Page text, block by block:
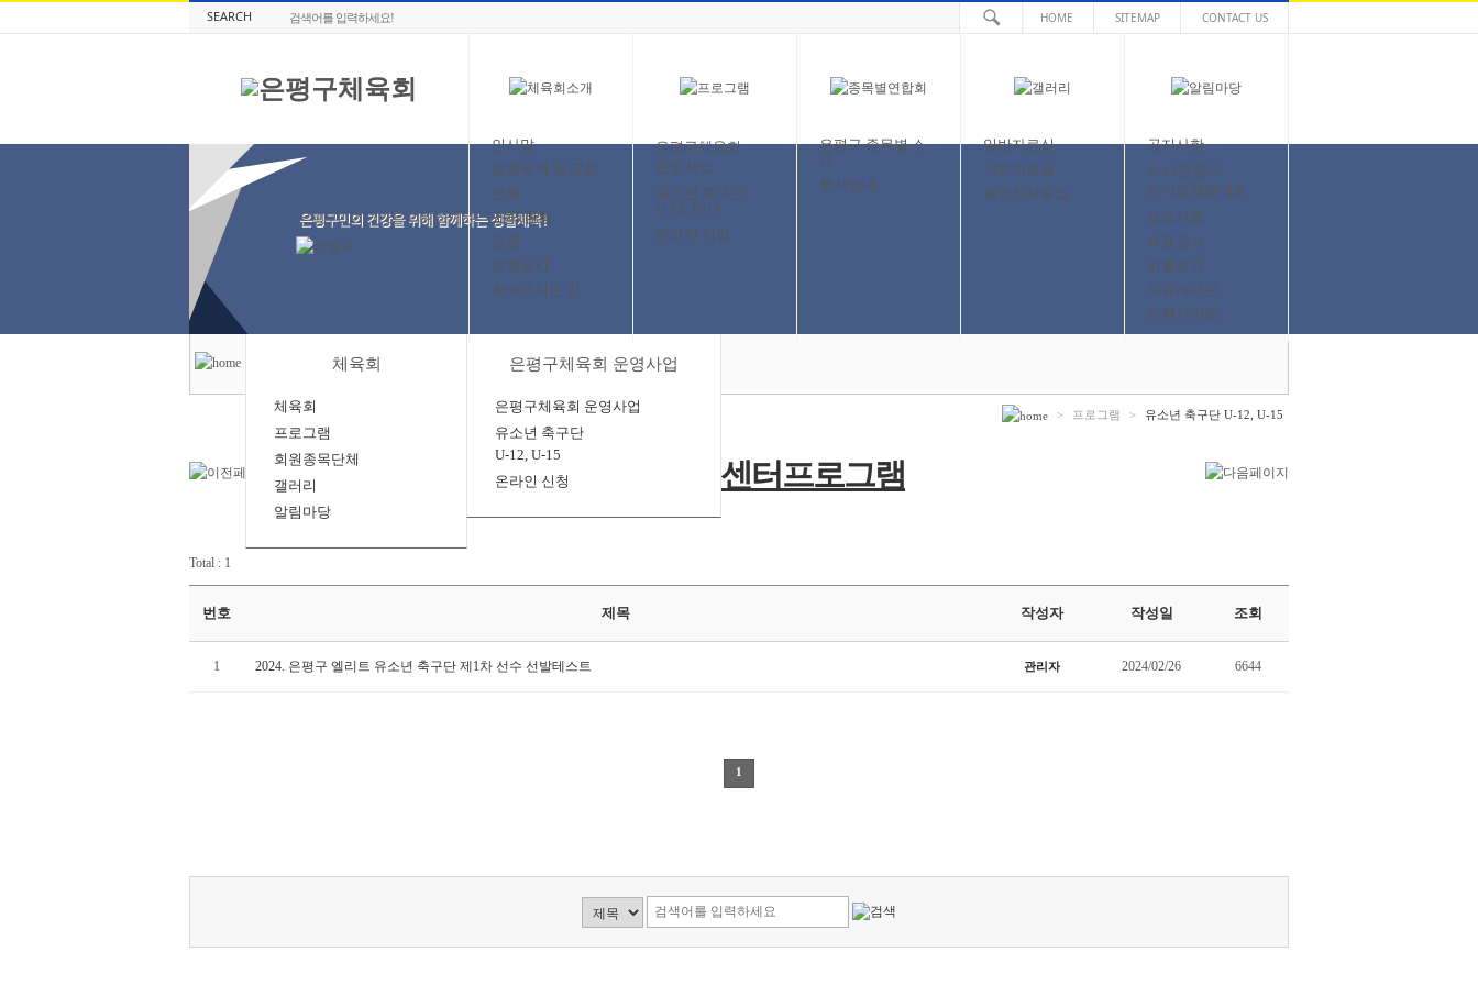
SEARCH HOME SITEMAP CONTACT US
인사말
설립목적 및 구성
연혁
조직 현황
정관
경영공시
찾아오시는 길
은평구체육회
운영사업
유소년 축구단
U-12, U-15
온라인 신청
은평구 종목별 소
개
행사안내
일반자료실
사진자료실
동영상자료실
공지사항
2023은평구
한마음체육대회
보도자료
채용공고
입찰공고
자유게시판
관련사이트
체육회
체육회
프로그램
회원종목단체
갤러리
알림마당
은평구체육회 운영사업
은평구체육회 운영사업
유소년 축구단
U-12, U-15
온라인 신청
> 프로그램 > 유소년 축구단 U-12, U-15
Total : 1
번호 제목 작성자 작성일 조회
1 2024. 은평구 엘리트 유소년 축구단 제1차 선수 선발테스트 관리자 2024/02/26 6644
1